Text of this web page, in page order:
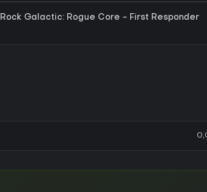
Rock Galactic: Rogue Core - First Responder